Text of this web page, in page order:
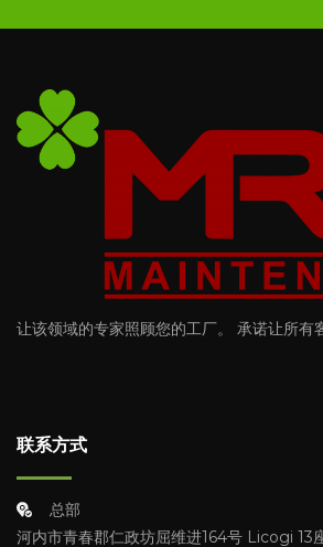
让该领域的专家照顾您的工厂。 承诺让所有
联系方式
总部
河内市青春郡仁政坊屈维进164号 Licogi 13